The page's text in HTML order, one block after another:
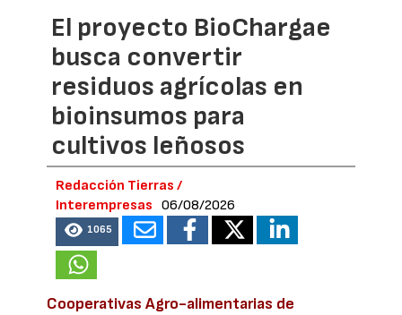
El proyecto BioChargae
busca convertir
residuos agrícolas en
bioinsumos para
cultivos leñosos
Redacción Tierras /
Interempresas
06/08/2026
1065
Cooperativas Agro-alimentarias de